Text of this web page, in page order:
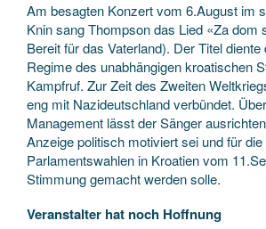
Am besagten Konzert vom 6.August im
Knin sang Thompson das Lied «Za dom
Bereit für das Vaterland). Der Titel
Regime des unabhängigen kroatischen
Kampfruf. Zur Zeit des Zweiten
eng mit Nazideutschland verbündet.
Management lässt der Sänger
Anzeige politisch motiviert sei und für
Parlamentswahlen in Kroatien vom
Stimmung gemacht werden solle.
Veranstalter hat noch Hoffnung